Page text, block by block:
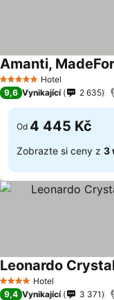
5 Počet hvězdiček
Hotel
Amanti,
9,6 Vynikající 2 635
Od 4 445 Kč
Zobrazte si ceny z 3
4 Počet hvězdiček
Hotel
Ukázat ceny
9,4 Vynikající 3 371